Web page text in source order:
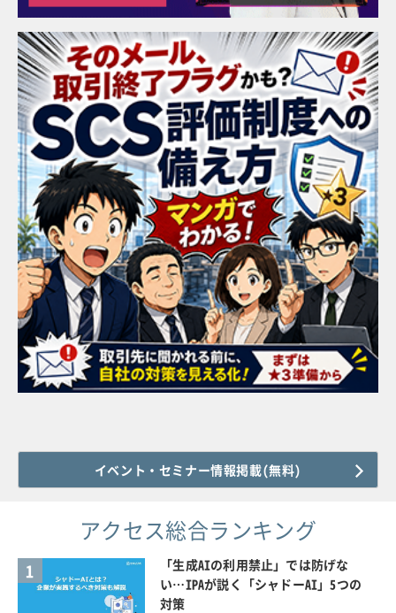
イベント・セミナー情報掲載(無料)
アクセス総合ランキング
1
「生成AIの利用禁止」では防げな
い…IPAが説く「シャドーAI」5つの
対策